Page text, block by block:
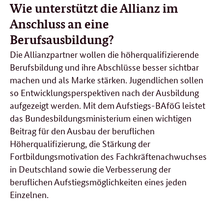
Wie unterstützt die Allianz im
Anschluss an eine
Berufsausbildung?
Die Allianzpartner wollen die höherqualifizierende
Berufsbildung und ihre Abschlüsse besser sichtbar
machen und als Marke stärken. Jugendlichen sollen
so Entwicklungsperspektiven nach der Ausbildung
aufgezeigt werden. Mit dem Aufstiegs-BAföG leistet
das Bundesbildungsministerium einen wichtigen
Beitrag für den Ausbau der beruflichen
Höherqualifizierung, die Stärkung der
Fortbildungsmotivation des Fachkräftenachwuchses
in Deutschland sowie die Verbesserung der
beruflichen Aufstiegsmöglichkeiten eines jeden
Einzelnen.